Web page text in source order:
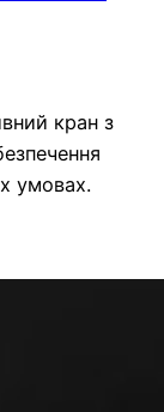
кран з
умовах.